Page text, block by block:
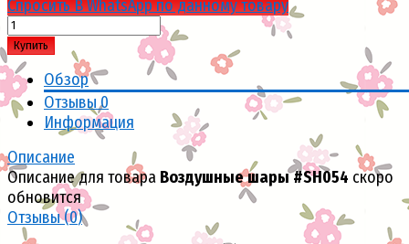
Спросить В WhatsApp по данному товару
Купить
Обзор
Отзывы0
Информация
Описание
Описание для товара Воздушные шары #SH054 скоро
обновится
Отзывы (0)